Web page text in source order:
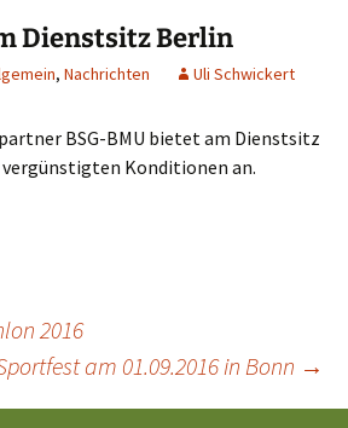
Dienstsitz Berlin
, Nachrichten Uli Schwickert
BSG-BMU bietet am Dienstsitz
vergünstigten Konditionen an.
2016
am 01.09.2016 in Bonn →